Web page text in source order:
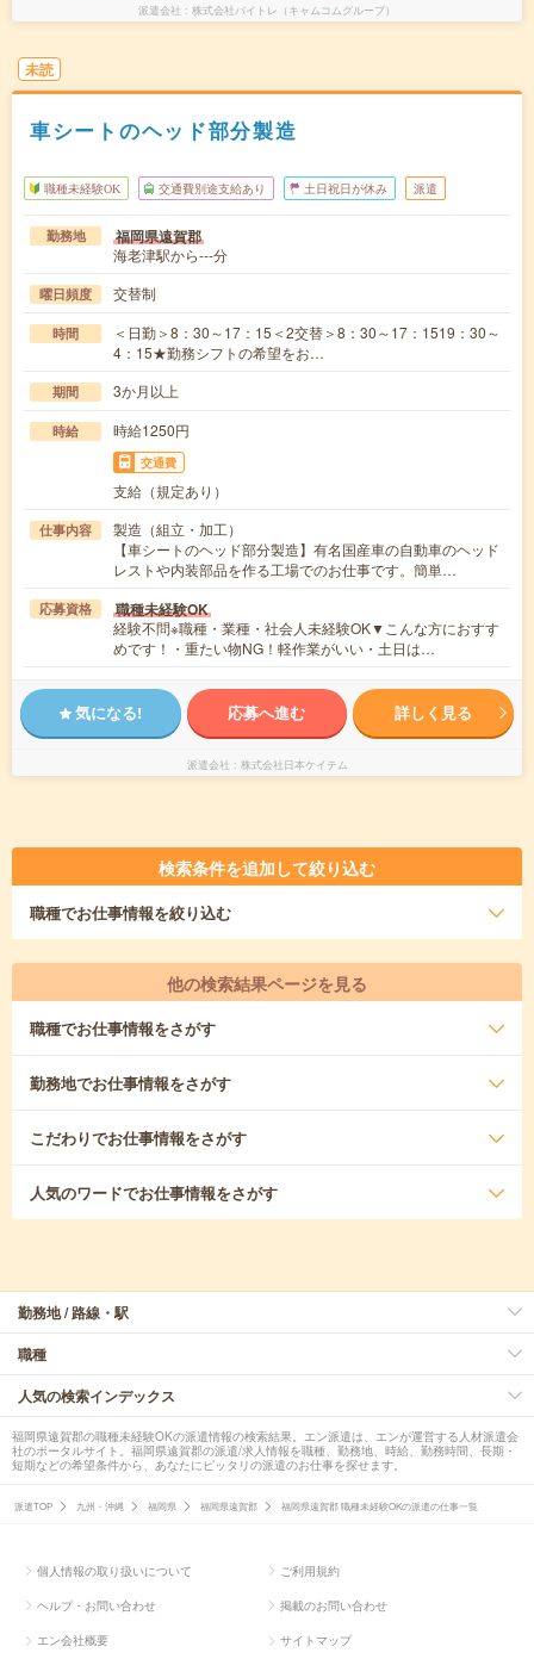
派遣会社 株式会社バイトレ（キャムコムグループ）
未読
車シートのヘッド部分製造
職種未経験OK 交通費別途支給あり 土日祝日が休み 派遣
勤務地 福岡県遠賀郡
海老津駅から---分
曜日頻度 交替制
時間
＜日勤＞8：30～17：15＜2交替＞8：30～17：1519：30～
4：15★勤務シフトの希望をお…
期間 3か月以上
時給 時給1250円
交通費
支給（規定あり）
仕事内容
製造（組立・加工）
【車シートのヘッド部分製造】有名国産車の自動車のヘッド
レストや内装部品を作る工場でのお仕事です。簡単…
応募資格 職種未経験OK
経験不問※職種・業種・社会人未経験OK▼こんな方におすす
めです！・重たい物NG！軽作業がいい・土日は…
気になる! 応募へ進む 詳しく見る
派遣会社 株式会社日本ケイテム
検索条件を追加して絞り込む
職種でお仕事情報を絞り込む
他の検索結果ページを見る
職種でお仕事情報をさがす
勤務地でお仕事情報をさがす
こだわりでお仕事情報をさがす
人気のワードでお仕事情報をさがす
勤務地 / 路線・駅
職種
人気の検索インデックス
福岡県遠賀郡の職種未経験OKの派遣情報の検索結果。エン派遣は、エンが運営する人材派遣会
社のポータルサイト。福岡県遠賀郡の派遣/求人情報を職種、勤務地、時給、勤務時間、長期・
短期などの希望条件から、あなたにピッタリの派遣のお仕事を探せます。
派遣TOP 九州・沖縄 福岡県 福岡県遠賀郡 福岡県遠賀郡 職種未経験OKの派遣の仕事一覧
個人情報の取り扱いについて ご利用規約
ヘルプ・お問い合わせ 掲載のお問い合わせ
エン会社概要 サイトマップ